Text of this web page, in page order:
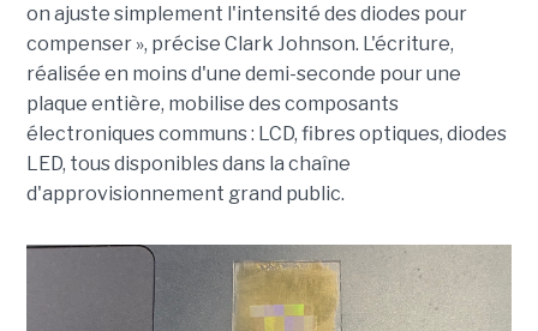
on ajuste simplement l'intensité des diodes pour
compenser », précise Clark Johnson. L'écriture,
réalisée en moins d'une demi-seconde pour une
plaque entière, mobilise des composants
électroniques communs : LCD, fibres optiques, diodes
LED, tous disponibles dans la chaîne
d'approvisionnement grand public.